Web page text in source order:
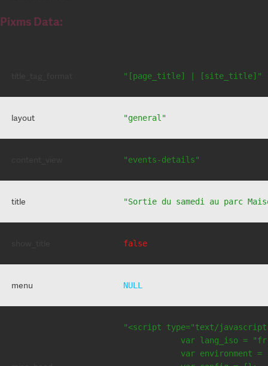
Pixms Data:
"[page_title] | [site_title]"
layout "general"
"events-details"
title "Sortie du samedi au parc
false
menu NULL
"<script type="text/
var lang_iso =
var environment =